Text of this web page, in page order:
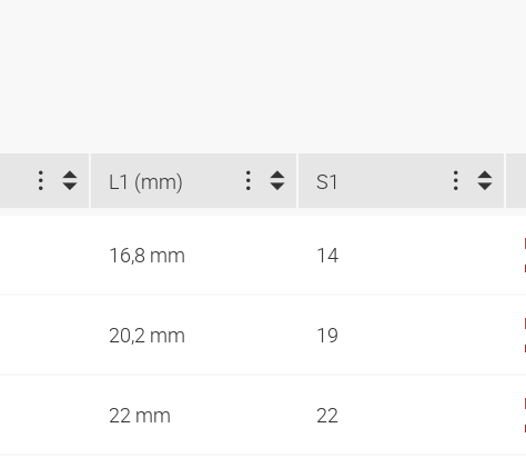
L1 (mm) S1
16,8 mm 14
20,2 mm 19
22 mm 22